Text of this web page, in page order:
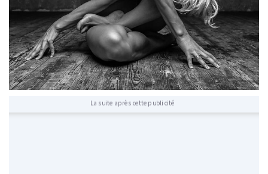
La suite après cette publicité